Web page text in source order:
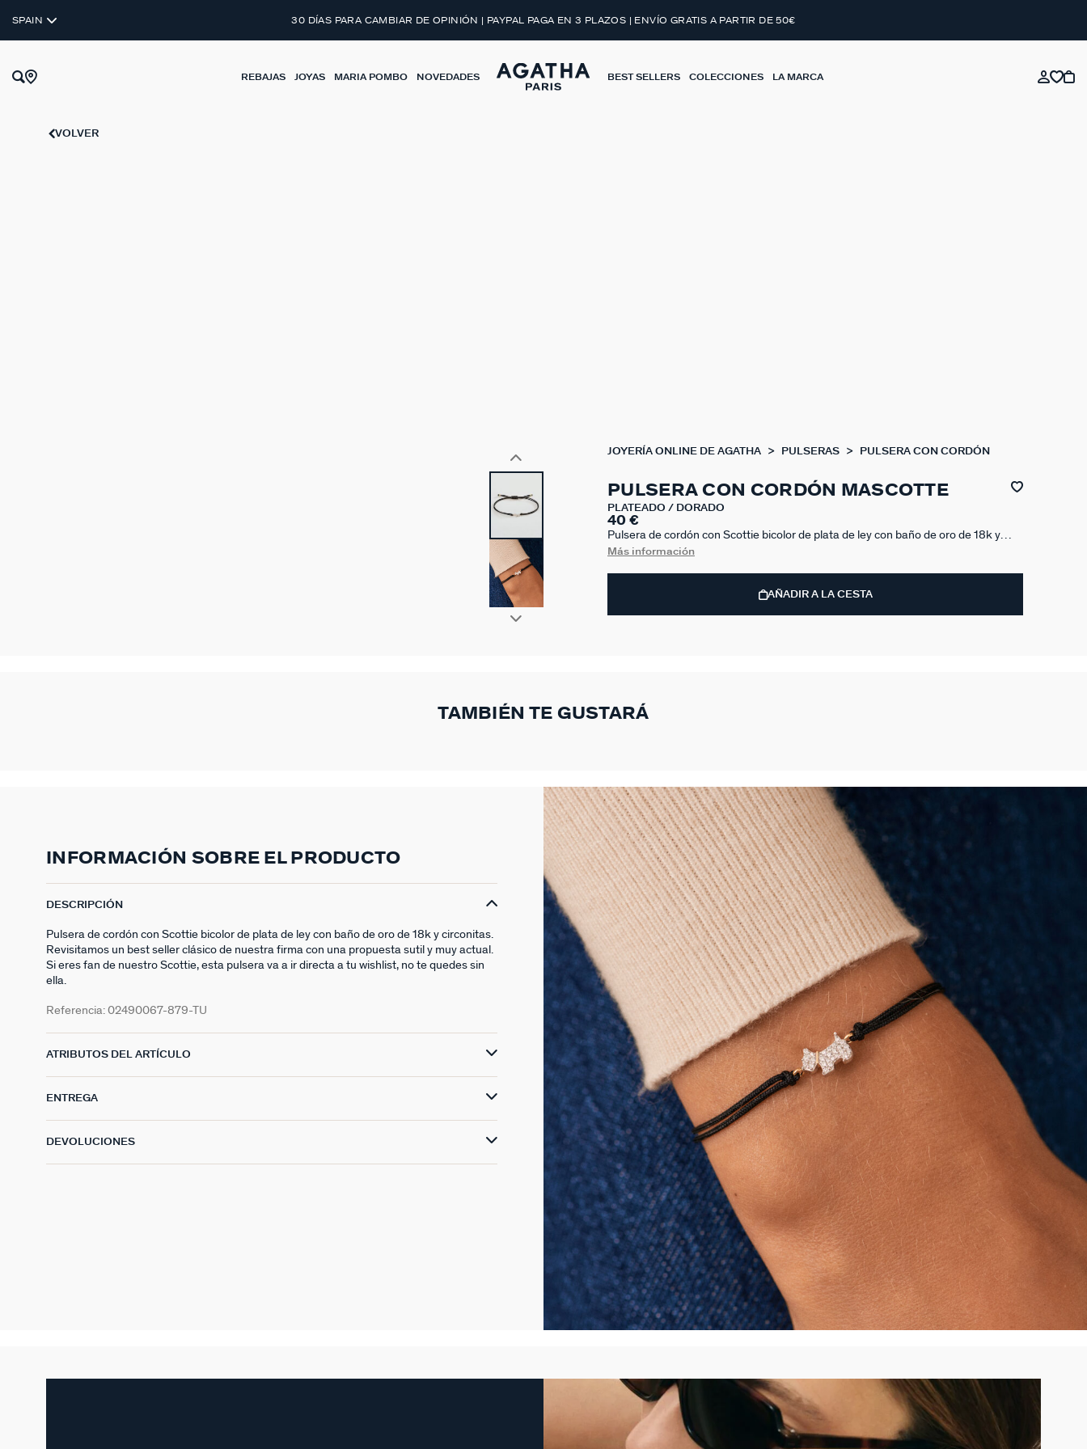
SPAIN 30 DÍAS PARA CAMBIAR DE OPINIÓN | PAYPAL PAGA EN 3 PLAZOS | ENVÍO GRATIS A PARTIR DE 50€
REBAJAS JOYAS MARIA POMBO NOVEDADES BEST SELLERS COLECCIONES LA MARCA
VOLVER
JOYERÍA ONLINE DE AGATHA PULSERAS PULSERA CON CORDÓN
PULSERA CON CORDÓN MASCOTTE
PLATEADO / DORADO
40 €
Pulsera de cordón con Scottie bicolor de plata de ley con baño de oro de 18k y
circonitas. Revisitamos un best seller clásico de nuestra firma con una propuesta
Más información
AÑADIR A LA CESTA
TAMBIÉN TE GUSTARÁ
INFORMACIÓN SOBRE EL PRODUCTO
DESCRIPCIÓN
Pulsera de cordón con Scottie bicolor de plata de ley con baño de oro de 18k y circonitas.
Revisitamos un best seller clásico de nuestra firma con una propuesta sutil y muy actual.
Si eres fan de nuestro Scottie, esta pulsera va a ir directa a tu wishlist, no te quedes sin
ella.
Referencia: 02490067-879-TU
ATRIBUTOS DEL ARTÍCULO
ENTREGA
DEVOLUCIONES